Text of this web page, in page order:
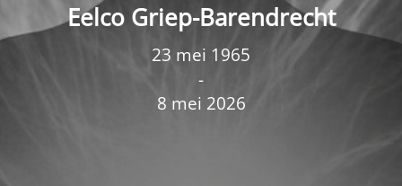
Eelco Griep-Barendrecht
23 mei 1965
-
8 mei 2026